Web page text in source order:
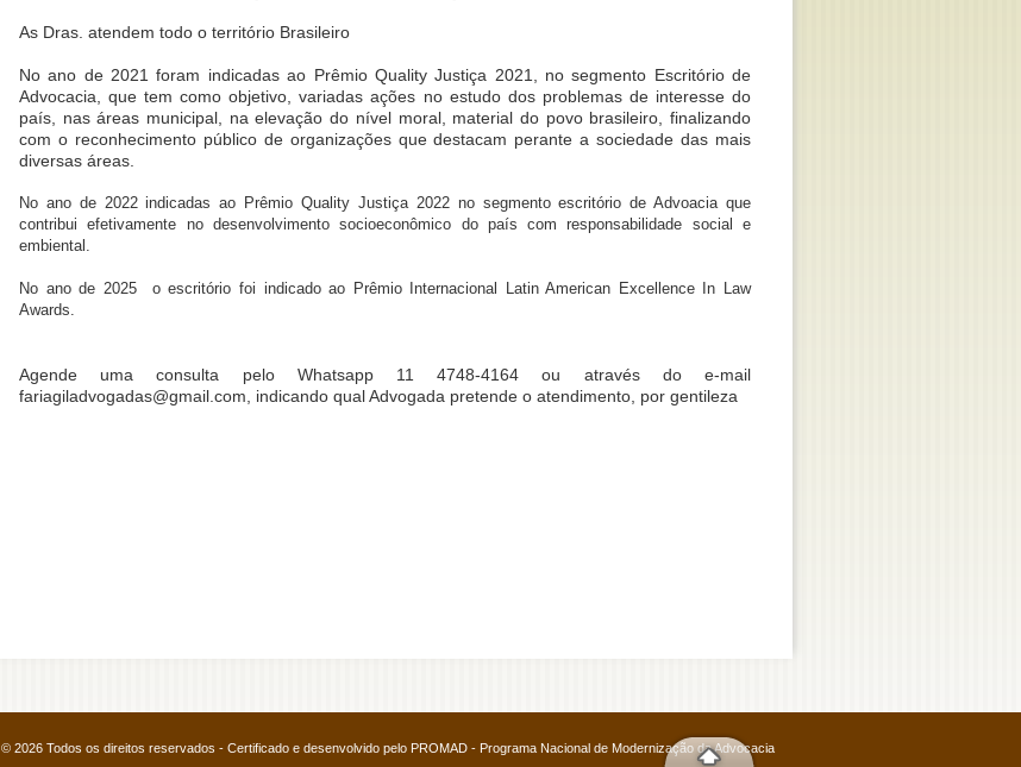
As Dras. atendem todo o território Brasileiro
No ano de 2021 foram indicadas ao Prêmio Quality Justiça 2021, no segmento Escritório de
Advocacia, que tem como objetivo, variadas ações no estudo dos problemas de interesse do
país, nas áreas municipal, na elevação do nível moral, material do povo brasileiro, finalizando
com o reconhecimento público de organizações que destacam perante a sociedade das mais
diversas áreas.
No ano de 2022 indicadas ao Prêmio Quality Justiça 2022 no segmento escritório de Advoacia que
contribui efetivamente no desenvolvimento socioeconômico do país com responsabilidade social e
embiental.
No ano de 2025 o escritório foi indicado ao Prêmio Internacional Latin American Excellence In Law
Awards.
Agende uma consulta pelo Whatsapp 11 4748-4164 ou através do e-mail
fariagiladvogadas@gmail.com, indicando qual Advogada pretende o atendimento, por gentileza
© 2026 Todos os direitos reservados - Certificado e desenvolvido pelo PROMAD - Programa Nacional de Modernização da Advocacia